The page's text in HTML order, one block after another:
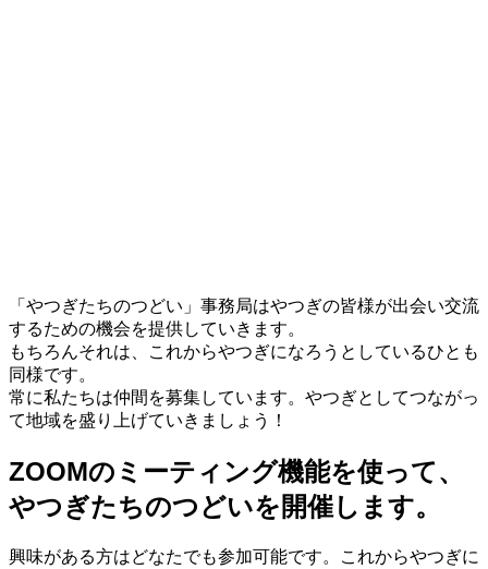
「やつぎたちのつどい」事務局はやつぎの皆様が出会い交流
するための機会を提供していきます。
もちろんそれは、これからやつぎになろうとしているひとも
同様です。
常に私たちは仲間を募集しています。やつぎとしてつながっ
て地域を盛り上げていきましょう！
ZOOMのミーティング機能を使って、
やつぎたちのつどいを開催します。
興味がある方はどなたでも参加可能です。これからやつぎに